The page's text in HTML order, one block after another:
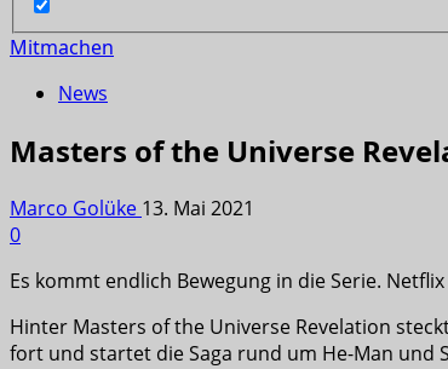
Mitmachen
News
Masters of the Universe
Marco Golüke 13. Mai 2021
0
Es kommt endlich Bewegung in die Serie.
Hinter Masters of the Universe Revelation
fort und startet die Saga rund um He-Man und